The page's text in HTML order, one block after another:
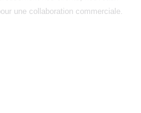
une collaboration commerciale.